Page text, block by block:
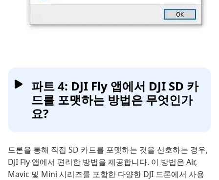
파트 4: DJI Fly 앱에서 DJI SD 카
드를 포맷하는 방법은 무엇인가
요?
드론을 통해 직접 SD 카드를 포맷하는 것을 선호하는 경우,
DJI Fly 앱에서 편리한 방법을 제공합니다. 이 방법은 Air,
Mavic 및 Mini 시리즈를 포함한 다양한 DJI 드론에서 사용